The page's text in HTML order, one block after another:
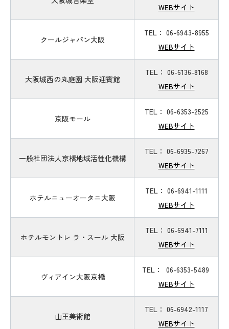
WEBサイト
クールジャパン大阪
TEL： 06-6943-8955
WEBサイト
大阪城西の丸庭園 大阪迎賓館
TEL： 06-6136-8168
WEBサイト
京阪モール
TEL： 06-6353-2525
WEBサイト
一般社団法人京橋地域活性化機構
TEL： 06-6935-7267
WEBサイト
ホテルニューオータニ大阪
TEL： 06-6941-1111
WEBサイト
ホテルモントレ ラ・スール 大阪
TEL： 06-6941-7111
WEBサイト
ヴィアイン大阪京橋
TEL： 06-6353-5489
WEBサイト
山王美術館
TEL： 06-6942-1117
WEBサイト